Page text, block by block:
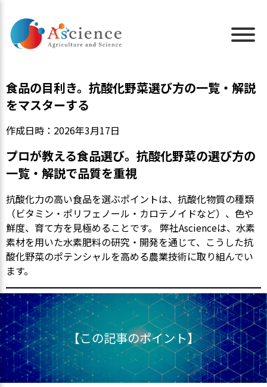
食品の目利き。抗酸化野菜選び方の一覧・解説
をマスターする
作成日時：2026年3月17日
プロが教える食品選び。抗酸化野菜の選び方の
一覧・解説で品質を重視
抗酸化力の高い食品を選ぶポイントは、抗酸化物質の種類
（ビタミン・ポリフェノール・カロテノイドなど）、色や
鮮度、育て方を見極めることです。 弊社Ascienceは、水素
素材を用いた水素肥料の研究・開発を通じて、こうした抗
酸化野菜のポテンシャルを高める農業技術に取り組んでい
ます。
【この記事のポイント】